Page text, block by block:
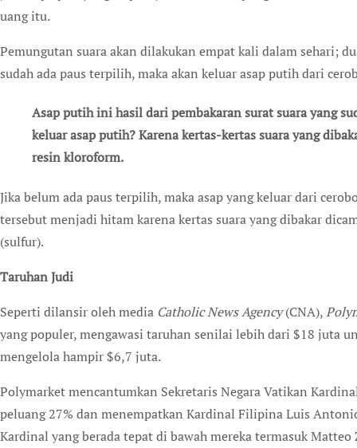
uang itu.
Pemungutan suara akan dilakukan empat kali dalam sehari;
sudah ada paus terpilih, maka akan keluar asap putih dari
Asap putih ini hasil dari pembakaran surat suara yang
keluar asap putih? Karena kertas-kertas suara yang
resin kloroform.
Jika belum ada paus terpilih, maka asap yang keluar dari
tersebut menjadi hitam karena kertas suara yang dibakar
(sulfur).
Taruhan Judi
Seperti dilansir oleh media Catholic News Agency(CNA),
yang populer, mengawasi taruhan senilai lebih dari $18 juta
mengelola hampir $6,7 juta.
Polymarket mencantumkan Sekretaris Negara Vatikan
peluang 27% dan menempatkan Kardinal Filipina Luis
Kardinal yang berada tepat di bawah mereka termasuk